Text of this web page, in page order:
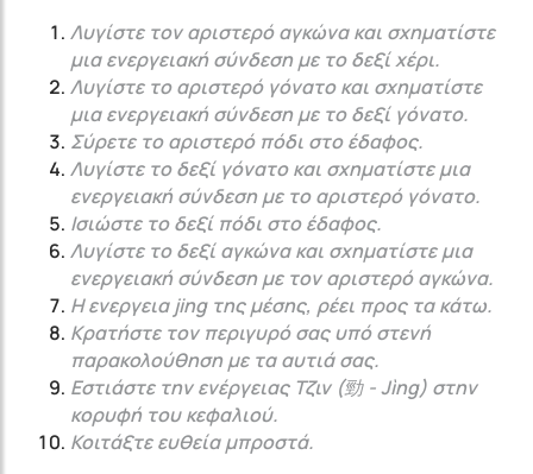
Λυγίστε τον αριστερό αγκώνα και σχηματίστε
μια ενεργειακή σύνδεση με το δεξί χέρι.
Λυγίστε το αριστερό γόνατο και σχηματίστε
μια ενεργειακή σύνδεση με το δεξί γόνατο.
Σύρετε το αριστερό πόδι στο έδαφος.
Λυγίστε το δεξί γόνατο και σχηματίστε μια
ενεργειακή σύνδεση με το αριστερό γόνατο.
Ισιώστε το δεξί πόδι στο έδαφος.
Λυγίστε το δεξί αγκώνα και σχηματίστε μια
ενεργειακή σύνδεση με τον αριστερό αγκώνα.
Η ενεργεια jing της μέσης, ρέει προς τα κάτω.
Κρατήστε τον περιγυρό σας υπό στενή
παρακολούθηση με τα αυτιά σας.
Εστιάστε την ενέργειας Τζιν (勁 - Jìng) στην
κορυφή του κεφαλιού.
Κοιτάξτε ευθεία μπροστά.